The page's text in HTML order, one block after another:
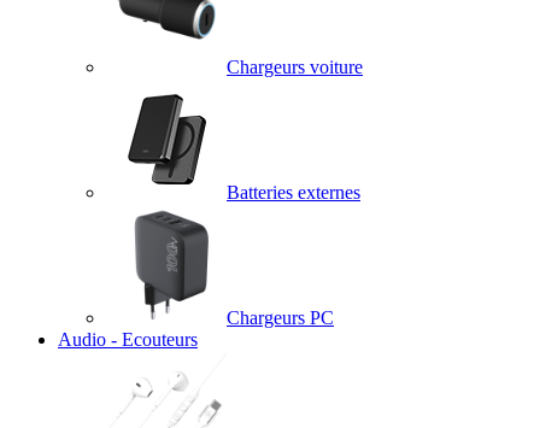
Chargeurs voiture
Batteries externes
Chargeurs PC
Audio - Ecouteurs